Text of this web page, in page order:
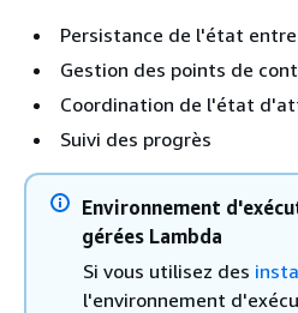
Persistance de l'état
Gestion des points de
Coordination de l'état
Suivi des progrès
Environnement
gérées Lambda
Si vous utilisez des
l'environnement